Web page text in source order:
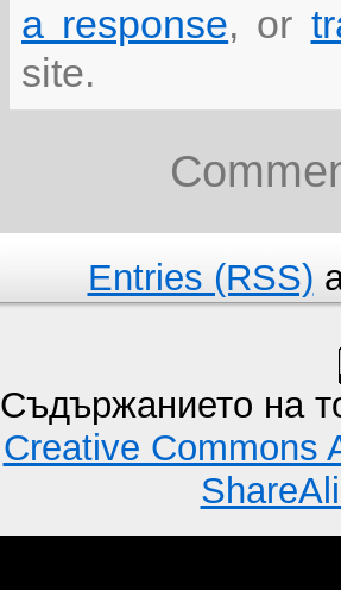
a response, or
site.
Entries (RSS)
Съдържанието на
Creative Commons